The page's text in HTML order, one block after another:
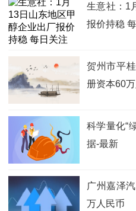
生意社：1
报价持稳
贺州市平
册资本60
科学量化“
据-最新
广州嘉泽
万人民币